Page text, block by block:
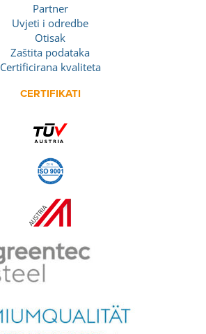
Partner
Uvjeti i odredbe
Otisak
Zaštita podataka
Certificirana kvaliteta
CERTIFIKATI